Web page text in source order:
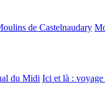
de Castelnaudary
du Midi Ici et là :